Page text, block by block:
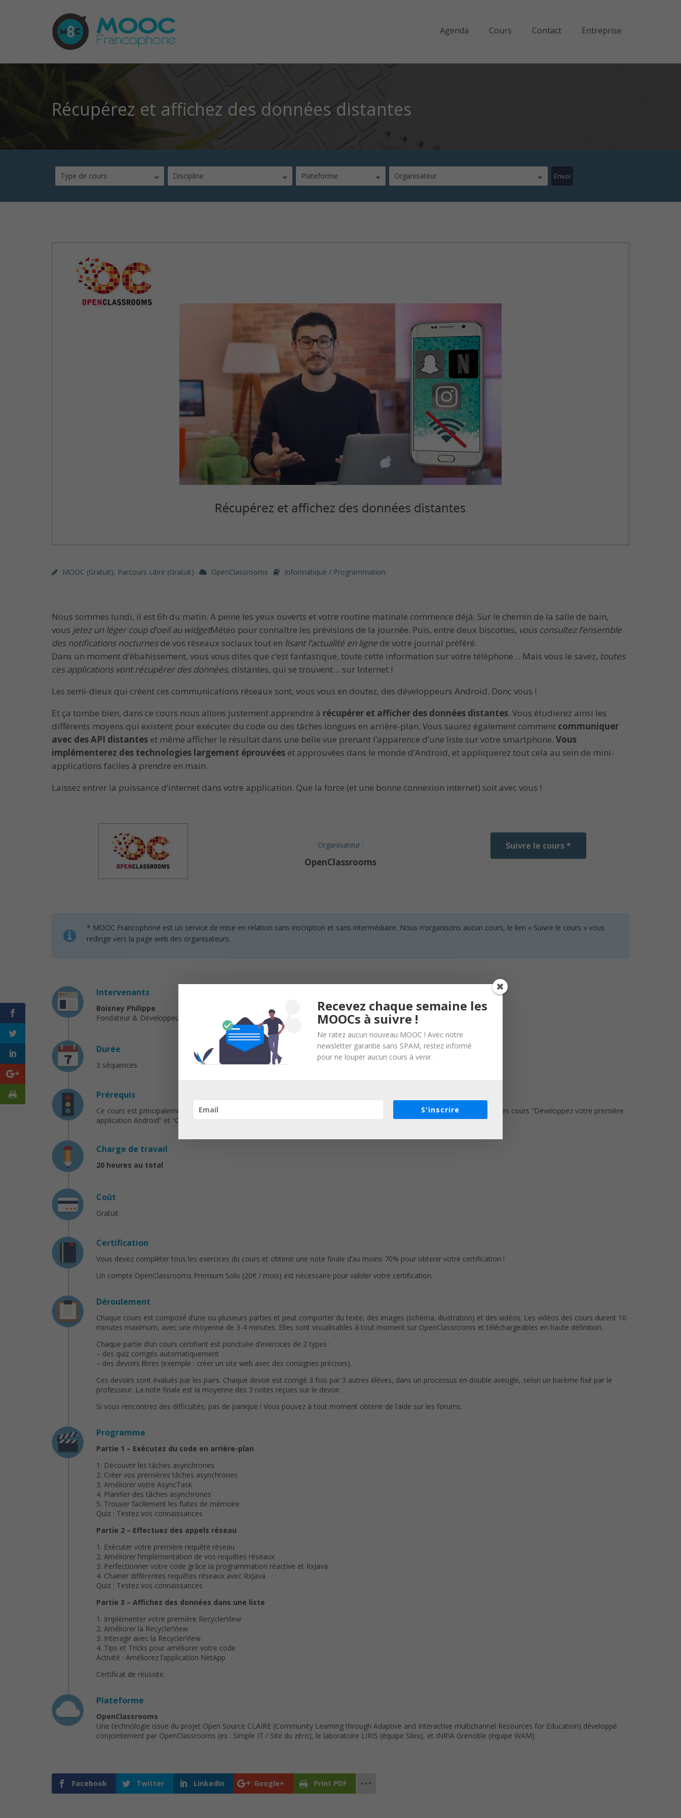
Agenda Cours Contact Entreprise
Récupérez et affichez des données distantes
Type de cours Discipline Plateforme Organisateur
MOOC (gratuit), Parcours Libre (gratuit) OpenClassrooms Informatique / Programmation
Nous sommes lundi, il est 6h du matin. A peine les yeux ouverts et votre routine matinale commence déjà. Sur le chemin de la salle de bain,
vous jetez un léger coup d’oeil au widgetMétéo pour connaître les prévisions de la journée. Puis, entre deux biscottes, vous consultez l’ensemble
des notifications nocturnesde vos réseaux sociaux tout en lisant l’actualité en ligne de votre journal préféré.
Dans un moment d’ébahissement, vous vous dites que c’est fantastique, toute cette information sur votre téléphone… Mais vous le savez, toutes
ces applications vont récupérer des données, distantes, qui se trouvent… sur Internet !
Les semi-dieux qui créent ces communications réseaux sont, vous vous en doutez, des développeurs Android. Donc vous !
Et ça tombe bien, dans ce cours nous allons justement apprendre à récupérer et afficher des données distantes. Vous étudierez ainsi les
différents moyens qui existent pour exécuter du code ou des tâches longues en arrière-plan. Vous saurez également comment communiquer
avec des API distantes et même afficher le résultat dans une belle vue prenant l’apparence d’une liste sur votre smartphone. Vous
implémenterez des technologies largement éprouvées et approuvées dans le monde d’Android, et appliquerez tout cela au sein de mini-
applications faciles à prendre en main.
Laissez entrer la puissance d’internet dans votre application. Que la force (et une bonne connexion internet) soit avec vous !
Organisateur :
OpenClassrooms
Suivre le cours *
* MOOC Francophone est un service de mise en relation sans inscription et sans intermédiaire. Nous n’organisons aucun cours, le lien « Suivre le cours » vous
redirige vers la page web des organisateurs.
Intervenants
Boisney Philippe
Fondateur & Développeur Mobile Full Stack @CookMinute | Professeur Android @OpenClassrooms ? | Freelance ?
Durée
3 séquences
Prérequis
Ce cours est principalement destiné aux étudiants ayant déjà appris les fondamentaux du langage Java et également suivis les cours “Développez votre première
application Android” et “Construisez une interface utilisateur flexible et adaptative”.
Charge de travail
20 heures au total
Coût
Gratuit
Certification
Vous devez compléter tous les exercices du cours et obtenir une note finale d’au moins 70% pour obtenir votre certification !
Un compte OpenClassrooms Premium Solo (20€ / mois) est nécessaire pour valider votre certification.
Déroulement
Chaque cours est composé d’une ou plusieurs parties et peut comporter du texte, des images (schéma, illustration) et des vidéos. Les vidéos des cours durent 10
minutes maximum, avec une moyenne de 3-4 minutes. Elles sont visualisables à tout moment sur OpenClassrooms et téléchargeables en haute définition.
Chaque partie d’un cours certifiant est ponctuée d’exercices de 2 types :
– des quiz corrigés automatiquement
– des devoirs libres (exemple : créer un site web avec des consignes précises).
Ces devoirs sont évalués par les pairs. Chaque devoir est corrigé 3 fois par 3 autres élèves, dans un processus en double aveugle, selon un barème fixé par le
professeur. La note finale est la moyenne des 3 notes reçues sur le devoir.
Si vous rencontrez des difficultés, pas de panique ! Vous pouvez à tout moment obtenir de l’aide sur les forums.
Programme
Partie 1 – Exécutez du code en arrière-plan
1. Découvrir les tâches asynchrones
2. Créer vos premières tâches asynchrones
3. Améliorer votre AsyncTask
4. Planifier des tâches asynchrones
5. Trouver facilement les fuites de mémoire
Quiz : Testez vos connaissances
Partie 2 – Effectuez des appels réseau
1. Exécuter votre première requête réseau
2. Améliorer l’implémentation de vos requêtes réseaux
3. Perfectionner votre code grâce la programmation réactive et RxJava
4. Chainer différentes requêtes réseaux avec RxJava
Quiz : Testez vos connaissances
Partie 3 – Affichez des données dans une liste
1. Implémenter votre première RecyclerView
2. Améliorer la RecyclerView
3. Interagir avec la RecyclerView
4. Tips et Tricks pour améliorer votre code
Activité : Améliorez l’application NetApp
Certificat de réussite.
Plateforme
OpenClassrooms
Une technologie issue du projet Open Source CLAIRE (Community Learning through Adaptive and Interactive multichannel Resources for Education) développé
conjointement par OpenClassrooms (ex : Simple IT / Site du zéro), le laboratoire LIRIS (équipe Silex), et INRIA Grenoble (équipe WAM)
Facebook Twitter LinkedIn Google+ Print PDF
Recevez chaque semaine les
MOOCs à suivre !
Ne ratez aucun nouveau MOOC ! Avec notre
newsletter garantie sans SPAM, restez informé
pour ne louper aucun cours à venir.
S'inscrire